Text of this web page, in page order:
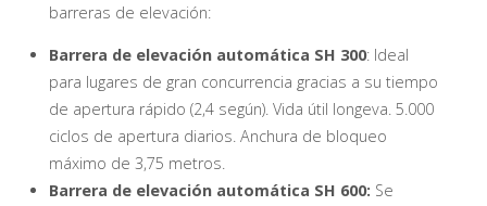
barreras de elevación:
Barrera de elevación automática SH 300: Ideal
para lugares de gran concurrencia gracias a su tiempo
de apertura rápido (2,4 según). Vida útil longeva. 5.000
ciclos de apertura diarios. Anchura de bloqueo
máximo de 3,75 metros.
Barrera de elevación automática SH 600: Se